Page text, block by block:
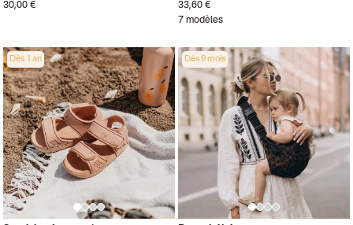
30,00 €
33,60 €
7 modèles
Dès 1 an Dès 9 mois